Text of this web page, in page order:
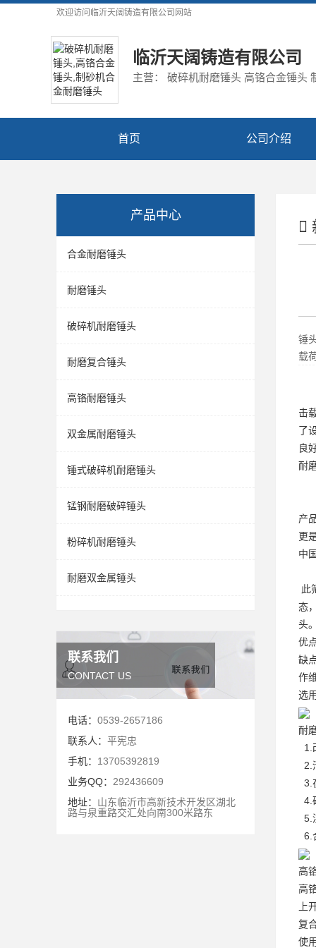
欢迎访问 临沂天阔铸造有限公司 网站
临沂天阔铸造有限公司
主营： 破碎机耐磨锤头 高铬合金锤头
首页 公司介绍
产品中心
合金耐磨锤头
耐磨锤头
破碎机耐磨锤头
耐磨复合锤头
高铬耐磨锤头
双金属耐磨锤头
锤式破碎机耐磨锤头
锰钢耐磨破碎锤头
粉碎机耐磨锤头
耐磨双金属锤头
联系我们
CONTACT US
电话： 0539-2657186
联系人： 平宪忠
手机： 13705392819
业务QQ： 292436609
地址： 山东临沂市高新技术开发区湖北
路与泉重路交汇处向南300米路东
锤
载
击
了
良
耐
产
更
中
此
态
头
优
缺
作
选
耐
1.
2.
3.
4.
5.
6.
高
高
上
复
使